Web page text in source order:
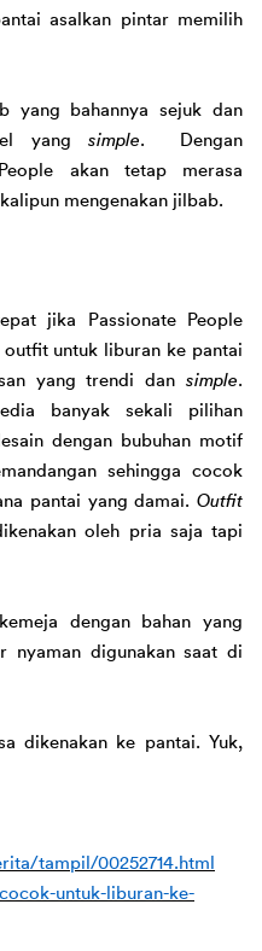
asal kan pintar memilih
yang bahannya sejuk dan
yang simple.  Dengan
akan tetap merasa
mengenakan jilbab.
jika Passionate People
untuk liburan ke pantai
yang trendi dan simple
banyak sekali pilihan
dengan bubuhan motif
sehingga cocok
pantai yang damai. Outfit
oleh pria saja tapi
dengan bahan yang
nyaman digunakan saat di
dikenakan ke pantai. Yuk,
tampil/00252714.html
untuk-liburan-ke-